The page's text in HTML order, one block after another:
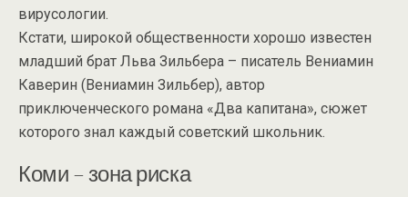
вирусологии.
Кстати, широкой общественности хорошо известен
младший брат Льва Зильбера – писатель Вениамин
Каверин (Вениамин Зильбер), автор
приключенческого романа «Два капитана», сюжет
которого знал каждый советский школьник.
Коми – зона риска